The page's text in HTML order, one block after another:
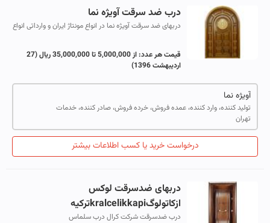
درب ضد سرقت آویژه نما
دربهای ضد سرقت آویژه نما در انواع مونتاژ ایران و وارداتی انواع
قیمت هر عدد:از 5,000,000 تا 35,000,000 ریال
(27
اردیبهشت 1396)
آویژه نما
تولید کننده، وارد کننده، عمده فروش، خرده فروش، صادر کننده، خدمات
تهران
درخواست خرید یا کسب اطلاعات بیشتر
دربهای ضدسرقت لوکس
ازکاتولوگkralcelikkapiترکیه
درب ضدسرقت شرکت کرال درب سلماس